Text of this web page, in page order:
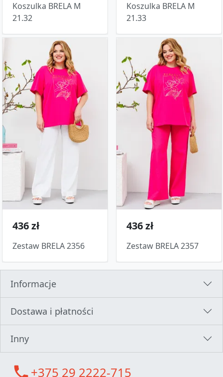
Koszulka BRELA M
21.32
Koszulka BRELA M
21.33
436 zł
Zestaw BRELA 2356
436 zł
Zestaw BRELA 2357
Informacje
Dostawa i płatności
Inny
call+375 29 2222-715